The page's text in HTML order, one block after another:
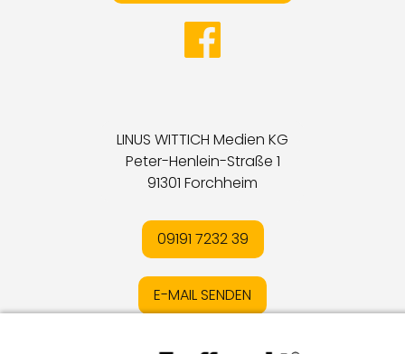
LINUS WITTICH Medien KG
Peter-Henlein-Straße 1
91301 Forchheim
09191 7232 39
E-MAIL SENDEN